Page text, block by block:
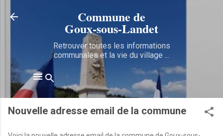
Accéder au contenu principal
Commune de
Goux‑sous‑Landet
Retrouver toutes les informations
communales et la vie du village ...
Nouvelle adresse email de la commune